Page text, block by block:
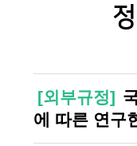
[외부규정]
에 따른 연구